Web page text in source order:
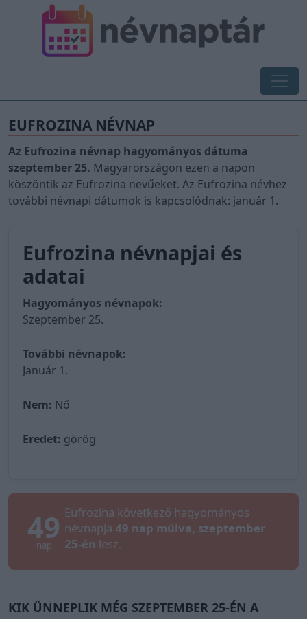
EUFROZINA NÉVNAP
Az Eufrozina névnap hagyományos dátuma
szeptember 25. Magyarországon ezen a napon
köszöntik az Eufrozina nevűeket. Az Eufrozina névhez
további névnapi dátumok is kapcsolódnak: január 1.
Eufrozina névnapjai és
adatai
Hagyományos névnapok:
Szeptember 25.
További névnapok:
Január 1.
Nem: Nő
Eredet: görög
49
nap
Eufrozina következő hagyományos
névnapja 49 nap múlva, szeptember
25-én lesz.
KIK ÜNNEPLIK MÉG SZEPTEMBER 25-ÉN A